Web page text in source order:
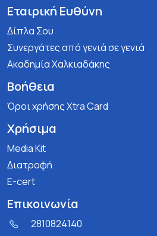
Εταιρική Ευθύνη
Δίπλα Σου
Συνεργάτες από γενιά σε γενιά
Ακαδημία Χαλκιαδάκης
Βοήθεια
Όροι χρήσης Xtra Card
Χρήσιμα
Media Kit
Διατροφή
E-cert
Επικοινωνία
2810824140